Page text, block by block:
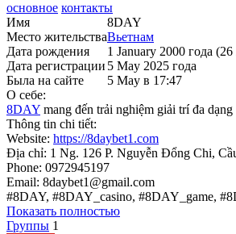
основное контакты
Имя
8DAY
Место жительстваВьетнам
Дата рождения
1 January 2000 года (26
Дата регистрации 5 May 2025 года
Была на сайте
5 May в 17:47
О себе:
8DAY mang đến trải nghiệm giải trí đa
Thông tin chi tiết:
Website: https://8daybet1.com
Địa chỉ: 1 Ng. 126 P. Nguyễn Đổng Chi,
Phone: 0972945197
Email: 8daybet1@gmail.com
#8DAY, #8DAY_casino, #8DAY_game,
Показать полностью
Группы 1